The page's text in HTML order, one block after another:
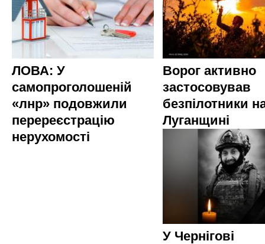
ЛОВА: У
самопроголошеній
«лнр» подовжили
перереєстрацію
нерухомості
Ворог активно
застосовував
безпілотники
Луганщині
У Чернігові